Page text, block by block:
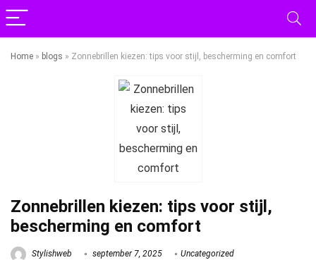
Home » blogs » Zonnebrillen kiezen: tips voor stijl, bescherming en comfort
Zonnebrillen kiezen: tips voor stijl,
bescherming en comfort
Stylishweb september 7, 2025 Uncategorized